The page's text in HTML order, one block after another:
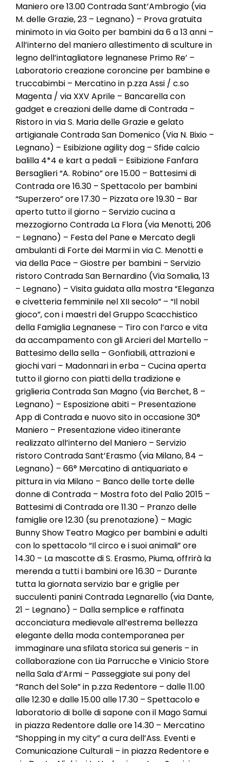
Maniero ore 13.00 Contrada Sant’Ambrogio (via
M. delle Grazie, 23 – Legnano) – Prova gratuita
minimoto in via Goito per bambini da 6 a 13 anni –
All’interno del maniero allestimento di sculture in
legno dell’intagliatore legnanese Primo Re’ –
Laboratorio creazione coroncine per bambine e
truccabimbi – Mercatino in p.zza Assi / c.so
Magenta / via XXV Aprile – Bancarella con
gadget e creazioni delle dame di Contrada –
Ristoro in via S. Maria delle Grazie e gelato
artigianale Contrada San Domenico (Via N. Bixio –
Legnano) – Esibizione agility dog – Sfide calcio
balilla 4*4 e kart a pedali – Esibizione Fanfara
Bersaglieri “A. Robino” ore 15.00 – Battesimi di
Contrada ore 16.30 – Spettacolo per bambini
“Superzero” ore 17.30 – Pizzata ore 19.30 – Bar
aperto tutto il giorno – Servizio cucina a
mezzogiorno Contrada La Flora (via Menotti, 206
– Legnano) – Festa del Pane e Mercato degli
ambulanti di Forte dei Marmi in via C. Menotti e
via della Pace – Giostre per bambini – Servizio
ristoro Contrada San Bernardino (Via Somalia, 13
– Legnano) – Visita guidata alla mostra “Eleganza
e civetteria femminile nel XII secolo” – “Il nobil
gioco”, con i maestri del Gruppo Scacchistico
della Famiglia Legnanese – Tiro con l’arco e vita
da accampamento con gli Arcieri del Martello –
Battesimo della sella – Gonfiabili, attrazioni e
giochi vari – Madonnari in erba – Cucina aperta
tutto il giorno con piatti della tradizione e
griglieria Contrada San Magno (via Berchet, 8 –
Legnano) – Esposizione abiti – Presentazione
App di Contrada e nuovo sito in occasione 30°
Maniero – Presentazione video itinerante
realizzato all’interno del Maniero – Servizio
ristoro Contrada Sant’Erasmo (via Milano, 84 –
Legnano) – 66° Mercatino di antiquariato e
pittura in via Milano – Banco delle torte delle
donne di Contrada – Mostra foto del Palio 2015 –
Battesimi di Contrada ore 11.30 – Pranzo delle
famiglie ore 12.30 (su prenotazione) – Magic
Bunny Show Teatro Magico per bambini e adulti
con lo spettacolo “Il circo e i suoi animali” ore
14.30 – La mascotte di S. Erasmo, Piuma, offrirà la
merenda a tutti i bambini ore 16.30 – Durante
tutta la giornata servizio bar e griglie per
succulenti panini Contrada Legnarello (via Dante,
21 – Legnano) – Dalla semplice e raffinata
acconciatura medievale all’estrema bellezza
elegante della moda contemporanea per
immaginare una sfilata storica sui generis – in
collaborazione con Lia Parrucche e Vinicio Store
nella Sala d’Armi – Passeggiate sui pony del
“Ranch del Sole” in p.zza Redentore – dalle 11.00
alle 12.30 e dalle 15.00 alle 17.30 – Spettacolo e
laboratorio di bolle di sapone con il Mago Samui
in piazza Redentore dalle ore 14.30 – Mercatino
“Shopping in my city” a cura dell’Ass. Eventi e
Comunicazione Culturali – in piazza Redentore e